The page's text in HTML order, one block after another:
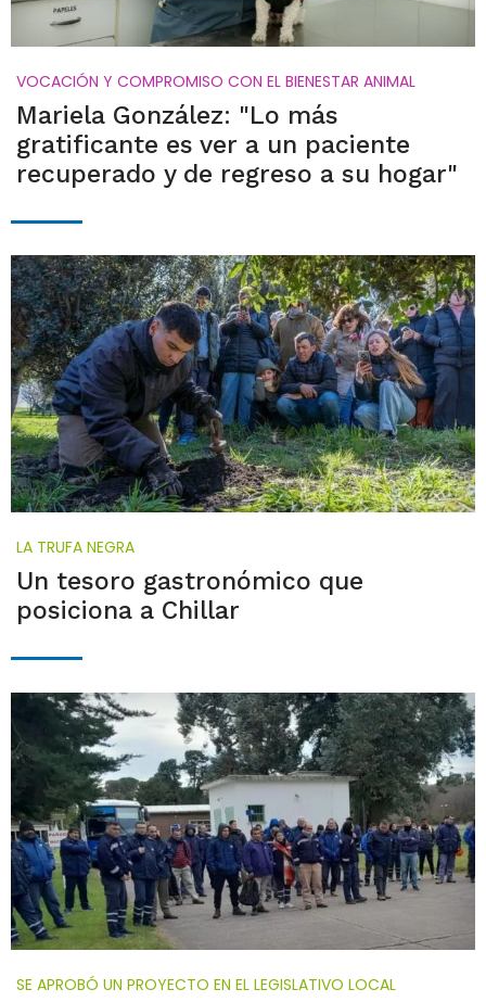
VOCACIÓN Y COMPROMISO CON EL BIENESTAR ANIMAL
Mariela González: "Lo más
gratificante es ver a un paciente
recuperado y de regreso a su hogar"
LA TRUFA NEGRA
Un tesoro gastronómico que
posiciona a Chillar
SE APROBÓ UN PROYECTO EN EL LEGISLATIVO LOCAL